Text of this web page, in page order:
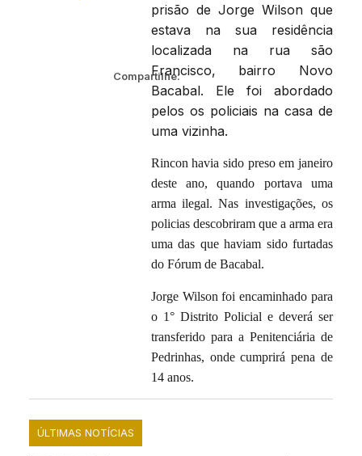
Compartilhe:
prisão de Jorge Wilson que
estava na sua residência
localizada na rua são
Francisco, bairro Novo
Bacabal. Ele foi abordado
pelos os policiais na casa de
uma vizinha.
Rincon havia sido preso em janeiro
deste ano, quando portava uma
arma ilegal. Nas investigações, os
policias descobriram que a arma era
uma das que haviam sido furtadas
do Fórum de Bacabal.
Jorge Wilson foi encaminhado para
o 1° Distrito Policial e deverá ser
transferido para a Penitenciária de
Pedrinhas, onde cumprirá pena de
14 anos.
ÚLTIMAS NOTÍCIAS